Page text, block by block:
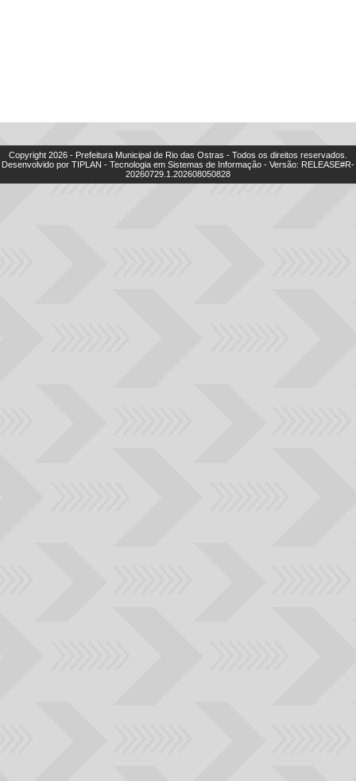
Copyright 2026 - Prefeitura Municipal de Rio das Ostras - Todos os direitos reservados.
Desenvolvido por TIPLAN - Tecnologia em Sistemas de Informação - Versão: RELEASE#R-
20260729.1.202608050828